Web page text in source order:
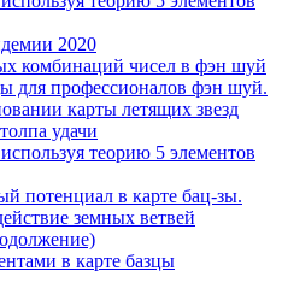
2020
комбинаций чисел в фэн шуй
для профессионалов фэн шуй.
карты летящих звезд
удачи
теорию 5 элементов
потенциал в карте бац-зы.
земных ветвей
в карте базцы